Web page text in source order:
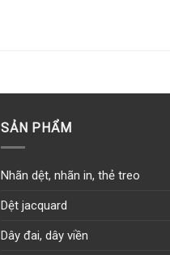
SẢN PHẨM
Nhãn dệt, nhãn in, thẻ treo
Dệt jacquard
Dây đai, dây viền